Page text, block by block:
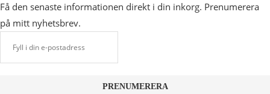
Få den senaste informationen direkt i din inkorg. Prenumerera
på mitt nyhetsbrev.